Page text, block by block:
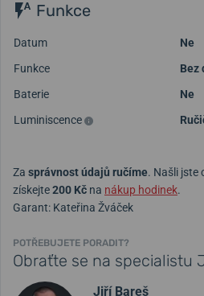
Funkce
Datum
Ne
Funkce
Bez
Baterie
Ne
Luminiscence
Za správnost údajů ručíme. Našli jste
získejte200 Kč na nákup hodinek.
Garant: Kateřina Žváček
POTŘEBUJETE PORADIT?
Obraťte se na specialistu
Jiří Bareš